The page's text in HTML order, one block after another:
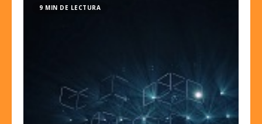
9 MIN DE LECTURA